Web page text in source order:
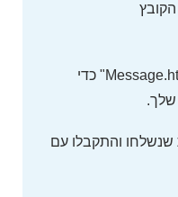
לחץ פעמיים על הקובץ "Message.html" כדי
שלך.
שנשלחו והתקבלו עם